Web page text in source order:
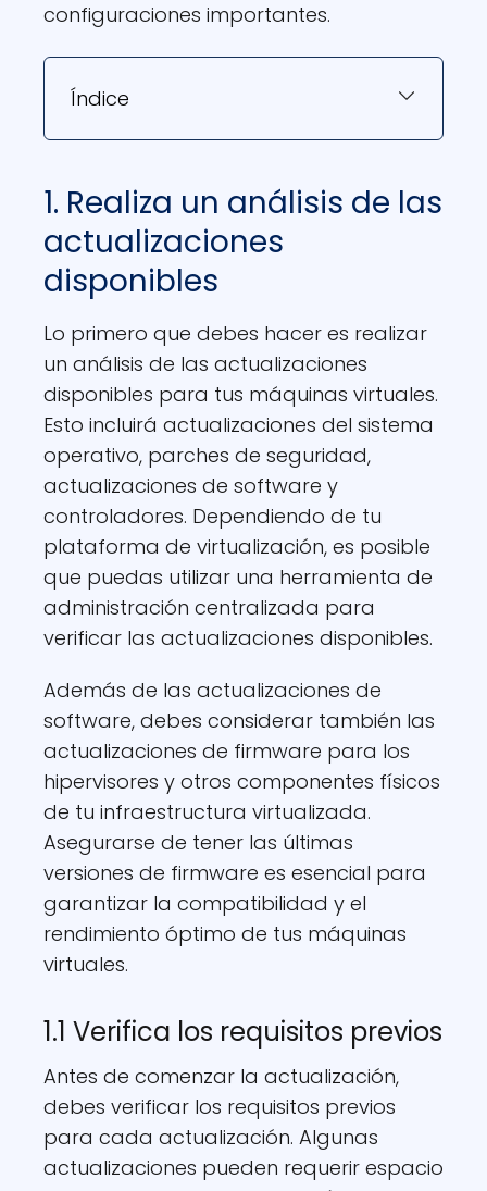
configuraciones importantes.
Índice
1. Realiza un análisis de las
actualizaciones
disponibles
Lo primero que debes hacer es realizar
un análisis de las actualizaciones
disponibles para tus máquinas virtuales.
Esto incluirá actualizaciones del sistema
operativo, parches de seguridad,
actualizaciones de software y
controladores. Dependiendo de tu
plataforma de virtualización, es posible
que puedas utilizar una herramienta de
administración centralizada para
verificar las actualizaciones disponibles.
Además de las actualizaciones de
software, debes considerar también las
actualizaciones de firmware para los
hipervisores y otros componentes físicos
de tu infraestructura virtualizada.
Asegurarse de tener las últimas
versiones de firmware es esencial para
garantizar la compatibilidad y el
rendimiento óptimo de tus máquinas
virtuales.
1.1 Verifica los requisitos previos
Antes de comenzar la actualización,
debes verificar los requisitos previos
para cada actualización. Algunas
actualizaciones pueden requerir espacio